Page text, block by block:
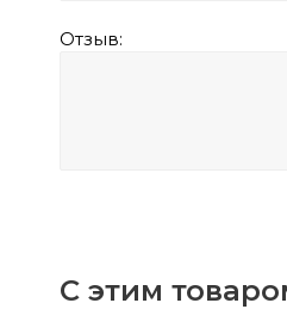
Отзыв:
С этим